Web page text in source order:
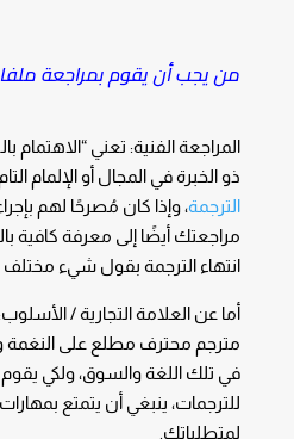
من يجب أن يقوم بمراجعة
المراجعة الفنية: تعني “الاهتمام
ذو الخبرة في المجال أو الإلمام
الترجمة، وإذا كان مُصرحًا لهم
مراجعتك أيضًا إلى معرفة كافية
انتهاء الترجمة بقول شيء
أما عن العلامة التجارية /
مترجم محترف مطلع على النغمة
في تلك اللغة والسوق، ولكي
للترجمات، ينبغي أن يتمتع
لمتطلباتك.